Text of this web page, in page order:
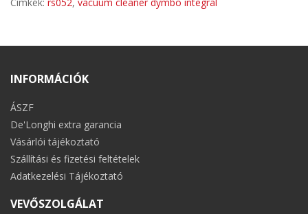
INFORMÁCIÓK
ÁSZF
De'Longhi extra garancia
Vásárlói tájékoztató
Szállítási és fizetési feltételek
Adatkezelési Tájékoztató
VEVŐSZOLGÁLAT